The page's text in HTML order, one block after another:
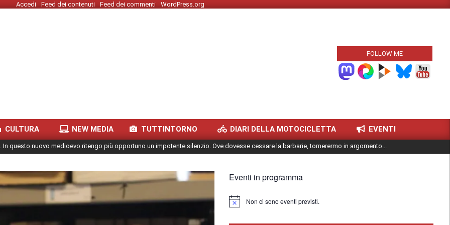
Accedi Feed dei contenuti Feed dei commenti WordPress.org
FOLLOW ME
CULTURA NEW MEDIA TUTTINTORNO DIARI DELLA MOTOCICLETTA EVENTI
questo nuovo medioevo ritengo più opportuno un impotente silenzio. Ove dovesse cessare la barbarie, tornerermo in argomento...
Eventi in programma
Notice Non ci sono eventi previsti.